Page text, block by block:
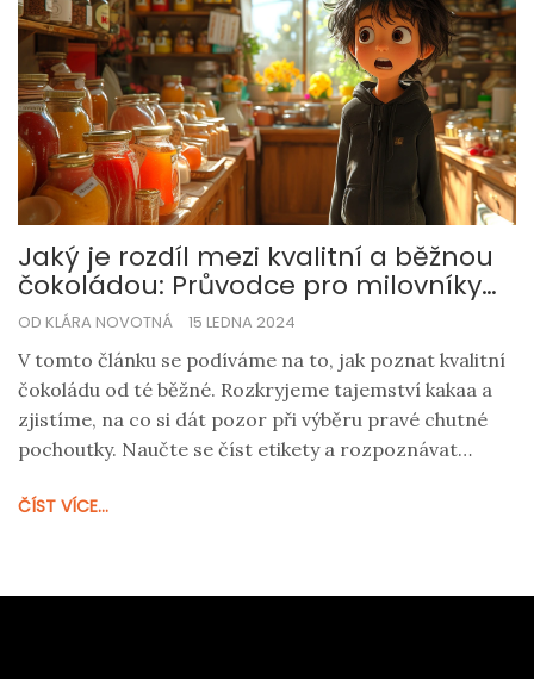
Jaký je rozdíl mezi kvalitní a běžnou
čokoládou: Průvodce pro milovníky
sladkostí
OD KLÁRA NOVOTNÁ 15 LEDNA 2024
V tomto článku se podíváme na to, jak poznat kvalitní
čokoládu od té běžné. Rozkryjeme tajemství kakaa a
zjistíme, na co si dát pozor při výběru pravé chutné
pochoutky. Naučte se číst etikety a rozpoznávat
čokolády udělali tu nejlepší volbu. Připravte se na
pravým uměním.
ČÍST VÍCE...